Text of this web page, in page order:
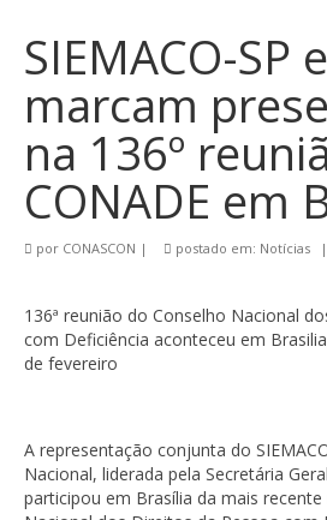
SIEMACO-SP
marcam
na 136º
CONADE em
por CONASCON | postado em: Notícias |
136ª reunião do Conselho Nacional
com Deficiência aconteceu em
de fevereiro
A representação conjunta do
Nacional, liderada pela Secretária
participou em Brasília da mais